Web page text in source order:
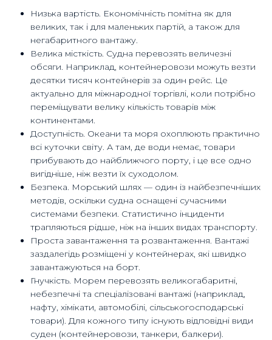
Низька вартість. Економічність помітна як для
великих, так і для маленьких партій, а також для
негабаритного вантажу.
Велика місткість. Судна перевозять величезні
обсяги. Наприклад, контейнеровози можуть везти
десятки тисяч контейнерів за один рейс. Це
актуально для міжнародної торгівлі, коли потрібно
переміщувати велику кількість товарів між
континентами.
Доступність. Океани та моря охоплюють практично
всі куточки світу. А там, де води немає, товари
прибувають до найближчого порту, і це все одно
вигідніше, ніж везти їх суходолом.
Безпека. Морський шлях — один із найбезпечніших
методів, оскільки судна оснащені сучасними
системами безпеки. Статистично інциденти
трапляються рідше, ніж на інших видах транспорту.
Проста завантаження та розвантаження. Вантажі
заздалегідь розміщені у контейнерах, які швидко
завантажуються на борт.
Гнучкість. Морем перевозять великогабаритні,
небезпечні та спеціалізовані вантажі (наприклад,
нафту, хімікати, автомобілі, сільськогосподарські
товари). Для кожного типу існують відповідні види
суден (контейнеровози, танкери, балкери).